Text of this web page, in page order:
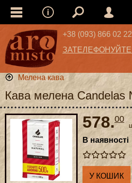
+38 (093) 866 02 22
ЗАТЕЛЕФОНУЙТЕ
Мелена кава
Кава мелена Candelas
578.00
В наявності
У КОШИК